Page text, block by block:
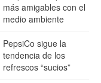
más amigables con el
medio ambiente
PepsiCo sigue la
tendencia de los
refrescos “sucios”